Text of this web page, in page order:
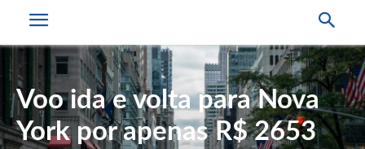
Voo ida e volta para Nova
York por apenas R$ 2653